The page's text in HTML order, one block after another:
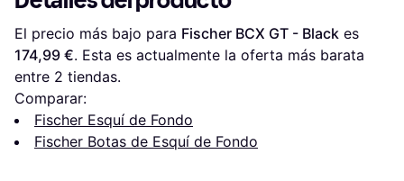
El precio más bajo para Fischer BCX GT - Black
174,99 €. Esta es actualmente la oferta más barata
entre 2 tiendas.
Comparar:
Fischer Esquí de Fondo
Fischer Botas de Esquí de Fondo